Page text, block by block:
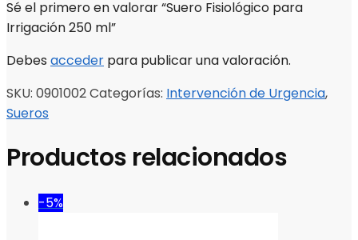
Sé el primero en valorar “Suero Fisiológico para
Irrigación 250 ml”
Debes acceder para publicar una valoración.
SKU: 0901002Categorías: Intervención de Urgencia,
Sueros
Productos relacionados
-5%